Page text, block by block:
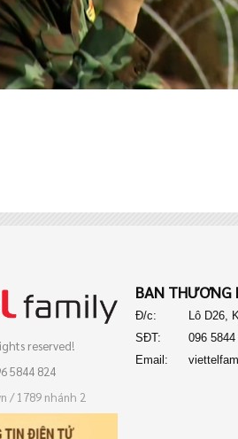
reserved!
5844 824
/ 1789 nhánh 2
BAN THƯƠNG
Đ/c:
Lô D26,
SĐT:
096 5844
Email: